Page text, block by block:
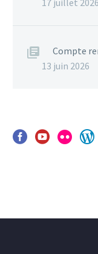
17 juillet 2026
Compte
13 juin 2026